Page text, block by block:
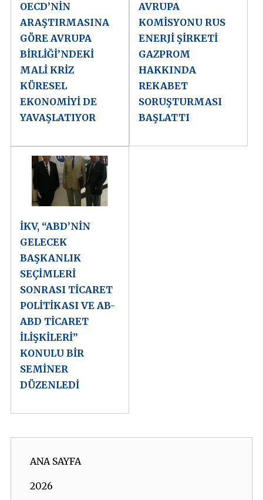
OECD’NİN
ARAŞTIRMASINA
GÖRE AVRUPA
BİRLİĞİ’NDEKİ
MALİ KRİZ
KÜRESEL
EKONOMİYİ DE
YAVAŞLATIYOR
AVRUPA
KOMİSYONU RUS
ENERJİ ŞİRKETİ
GAZPROM
HAKKINDA
REKABET
SORUŞTURMASI
BAŞLATTI
İKV, “ABD’NİN
GELECEK
BAŞKANLIK
SEÇİMLERİ
SONRASI TİCARET
POLİTİKASI VE AB-
ABD TİCARET
İLİŞKİLERİ”
KONULU BİR
SEMİNER
DÜZENLEDİ
ANA SAYFA
2026